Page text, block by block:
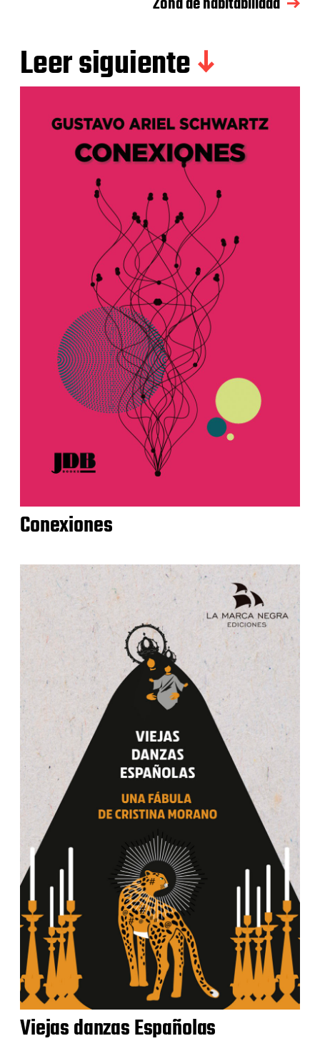
Leer siguiente
Conexiones
Viejas danzas Españolas